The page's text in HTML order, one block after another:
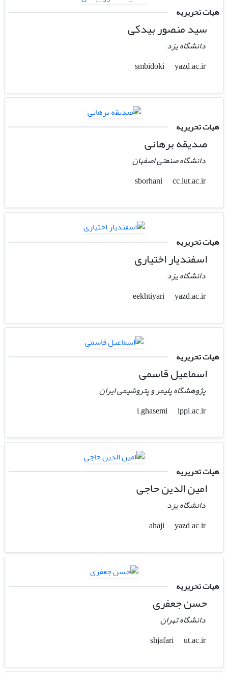
هیات تحریریه
سید منصور بیدکی
دانشگاه یزد
smbidoki
yazd.ac.ir
هیات تحریریه
صدیقه برهانی
دانشگاه صنعتی اصفهان
sborhani
cc.iut.ac.ir
هیات تحریریه
اسفندیار اختیاری
دانشگاه یزد
eekhtiyari
yazd.ac.ir
هیات تحریریه
اسماعیل قاسمی
پژوهشگاه پلیمر و پتروشیمی ایران
i.ghasemi
ippi.ac.ir
هیات تحریریه
امین الدین حاجی
دانشگاه یزد
ahaji
yazd.ac.ir
هیات تحریریه
حسن جعفری
دانشگاه تهران
shjafari
ut.ac.ir